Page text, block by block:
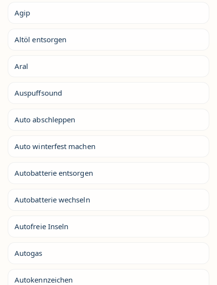
Agip
Altöl entsorgen
Aral
Auspuffsound
Auto abschleppen
Auto winterfest machen
Autobatterie entsorgen
Autobatterie wechseln
Autofreie Inseln
Autogas
Autokennzeichen